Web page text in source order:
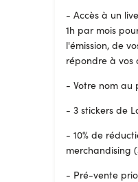
- Accès à un
1h par mois
l'émission, de
répondre à vos
- Votre nom au
- 3 stickers de
- 10% de
merchandising
- Pré-vente